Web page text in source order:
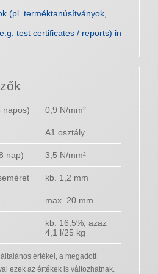
(pl. terméktanúsítványok,
test certificates / reports) in
napos) 0,9 N/mm²
A1 osztály
nap) 3,5 N/mm²
kb. 1,2 mm
max. 20 mm
kb. 16,5%, azaz
4,1 l/25 kg
értékei, a megadott
ezek az értékek is változhatnak.